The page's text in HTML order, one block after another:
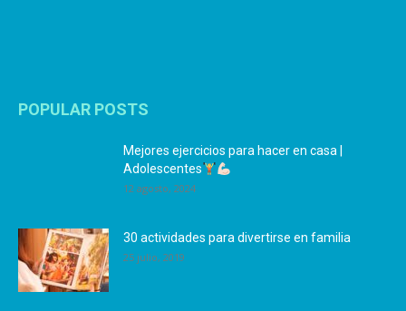
POPULAR POSTS
Mejores ejercicios para hacer en casa |
Adolescentes
12 agosto, 2024
30 actividades para divertirse en familia
25 julio, 2019